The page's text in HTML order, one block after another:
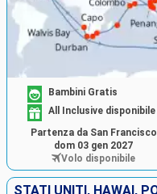
Bambini Gratis
All Inclusive disponibile
Partenza da San Francisco
dom 03 gen 2027
Volo disponibile